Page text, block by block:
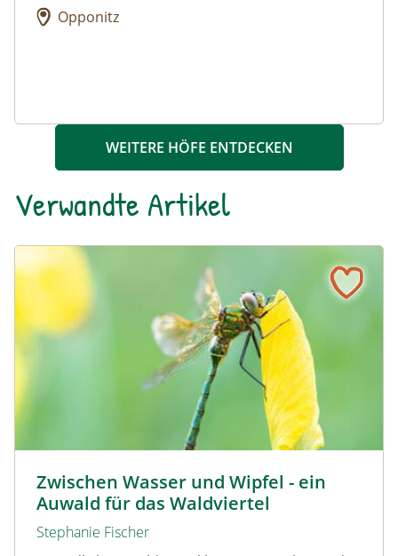
Opponitz
WEITERE HÖFE ENTDECKEN
Verwandte Artikel
Zwischen Wasser und Wipfel - ein
Auwald für das Waldviertel
Stephanie Fischer
Zwischen Wasser und Wipfel - ein Auwald für das